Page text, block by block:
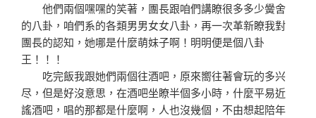
他們兩個嘿嘿的笑著，團長跟咱們講瞭很多多少黌舍
的八卦，咱們系的各類男男女女八卦，再一次革新瞭我對
團長的認知，她哪是什麼萌妹子啊！明明便是個八卦
王！！！
吃完飯我跟她們兩個往酒吧，原來嚮往著會玩的多兴
尽，但是好沒意思，在酒吧坐瞭半個多小時，什麼平易近
謠酒吧，唱的那都是什麼啊，人也沒幾個，不由想起陪年